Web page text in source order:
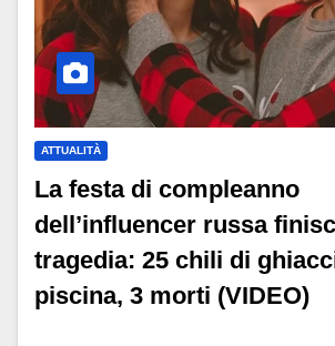
ATTUALITÀ
La festa di compleanno
dell’influencer russa
tragedia: 25 chili di
piscina, 3 morti (VIDEO)